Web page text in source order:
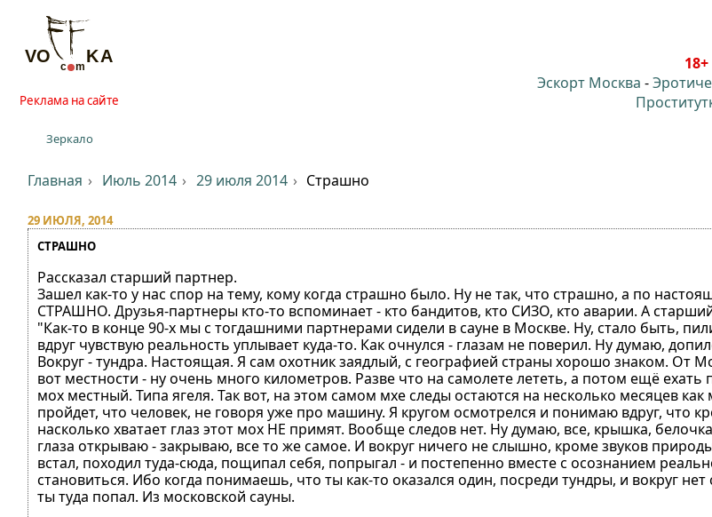
Реклама на сайте
Зеркало
18+
Эскорт Москва -
Главная Июль 2014 29 июля 2014 Страшно
29 ИЮЛЯ, 2014
СТРАШНО
Рассказал старший партнер.
Зашел как-то у нас спор на тему, кому когда страшно было. Ну не так, что страшно, а по
СТРАШНО. Друзья-партнеры кто-то вспоминает - кто бандитов, кто СИЗО, кто аварии. А
"Как-то в конце 90-х мы с тогдашними партнерами сидели в сауне в Москве. Ну, стало быть,
вдруг чувствую реальность уплывает куда-то. Как очнулся - глазам не поверил. Ну думаю,
Вокруг - тундра. Настоящая. Я сам охотник заядлый, с географией страны хорошо знаком. От
вот местности - ну очень много километров. Разве что на самолете лететь, а потом ещё ехать
мох местный. Типа ягеля. Так вот, на этом самом мхе следы остаются на несколько месяцев
пройдет, что человек, не говоря уже про машину. Я кругом осмотрелся и понимаю вдруг, что
насколько хватает глаз этот мох НЕ примят. Вообще следов нет. Ну думаю, все, крышка,
глаза открываю - закрываю, все то же самое. И вокруг ничего не слышно, кроме звуков
встал, походил туда-сюда, пощипал себя, попрыгал - и постепенно вместе с осознанием
становиться. Ибо когда понимаешь, что ты как-то оказался один, посреди тундры, и вокруг нет
ты туда попал. Из московской сауны.